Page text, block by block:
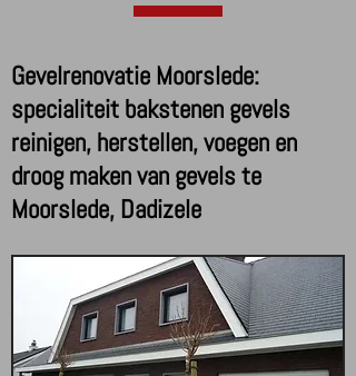
Gevelrenovatie Moorslede:
specialiteit bakstenen gevels
reinigen, herstellen, voegen en
droog maken van gevels te
Moorslede, Dadizele